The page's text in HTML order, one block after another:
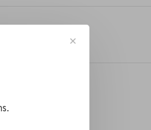
cale Shimano.✕